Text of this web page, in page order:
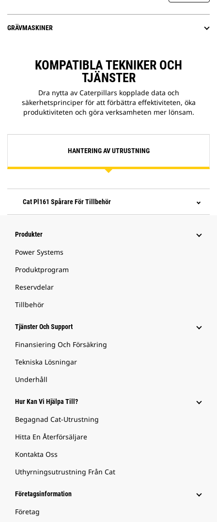
GRÄVMASKINER
KOMPATIBLA TEKNIKER OCH
TJÄNSTER
Dra nytta av Caterpillars kopplade data och
säkerhetsprinciper för att förbättra effektiviteten, öka
produktiviteten och göra verksamheten mer lönsam.
HANTERING AV UTRUSTNING
Cat Pl161 Spårare För Tillbehör
Produkter
Power Systems
Produktprogram
Reservdelar
Tillbehör
Tjänster Och Support
Finansiering Och Försäkring
Tekniska Lösningar
Underhåll
Hur Kan Vi Hjälpa Till?
Begagnad Cat-Utrustning
Hitta En Återförsäljare
Kontakta Oss
Uthyrningsutrustning Från Cat
Företagsinformation
Företag